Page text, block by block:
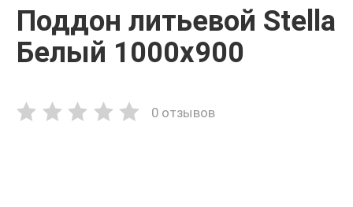
Поддон литьевой Stella
Белый 1000x900
0 отзывов